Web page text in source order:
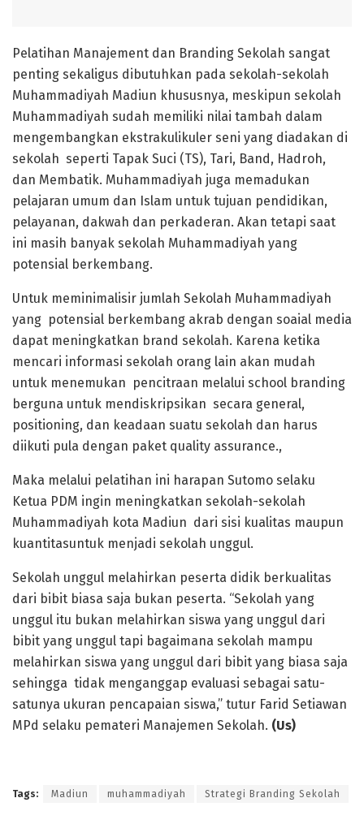
Pelatihan Manajement dan Branding Sekolah sangat
penting sekaligus dibutuhkan pada sekolah-sekolah
Muhammadiyah Madiun khususnya, meskipun sekolah
Muhammadiyah sudah memiliki nilai tambah dalam
mengembangkan ekstrakulikuler seni yang diadakan di
sekolah seperti Tapak Suci (TS), Tari, Band, Hadroh,
dan Membatik. Muhammadiyah juga memadukan
pelajaran umum dan Islam untuk tujuan pendidikan,
pelayanan, dakwah dan perkaderan. Akan tetapi saat
ini masih banyak sekolah Muhammadiyah yang
potensial berkembang.
Untuk meminimalisir jumlah Sekolah Muhammadiyah
yang potensial berkembang akrab dengan soaial media
dapat meningkatkan brand sekolah. Karena ketika
mencari informasi sekolah orang lain akan mudah
untuk menemukan pencitraan melalui school branding
berguna untuk mendiskripsikan secara general,
positioning, dan keadaan suatu sekolah dan harus
diikuti pula dengan paket quality assurance.,
Maka melalui pelatihan ini harapan Sutomo selaku
Ketua PDM ingin meningkatkan sekolah-sekolah
Muhammadiyah kota Madiun dari sisi kualitas maupun
kuantitasuntuk menjadi sekolah unggul.
Sekolah unggul melahirkan peserta didik berkualitas
dari bibit biasa saja bukan peserta. “Sekolah yang
unggul itu bukan melahirkan siswa yang unggul dari
bibit yang unggul tapi bagaimana sekolah mampu
melahirkan siswa yang unggul dari bibit yang biasa saja
sehingga tidak menganggap evaluasi sebagai satu-
satunya ukuran pencapaian siswa,” tutur Farid Setiawan
MPd selaku pemateri Manajemen Sekolah. (Us)
Tags: Madiun muhammadiyah Strategi Branding Sekolah